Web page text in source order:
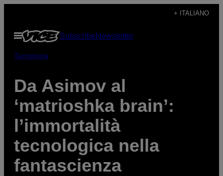
contenuto
+ ITALIANO
Apri
SubscribeNewsletter
Tecnología
Da Asimov al
‘matrioshka brain’:
l’immortalità
tecnologica nella
fantascienza